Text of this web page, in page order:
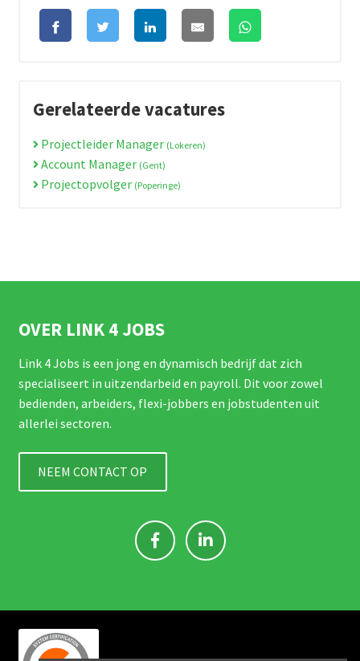
Gerelateerde vacatures
Projectleider Manager (Lokeren)
Account Manager (Gent)
Projectopvolger (Poperinge)
OVER LINK 4 JOBS
Link 4 Jobs is een jong en dynamisch bedrijf dat zich
specialiseert in uitzendarbeid en payroll. Dit voor zowel
bedienden, arbeiders, flexi-jobbers en jobstudenten uit
allerlei sectoren.
NEEM CONTACT OP